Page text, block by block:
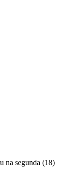
na segunda (18)